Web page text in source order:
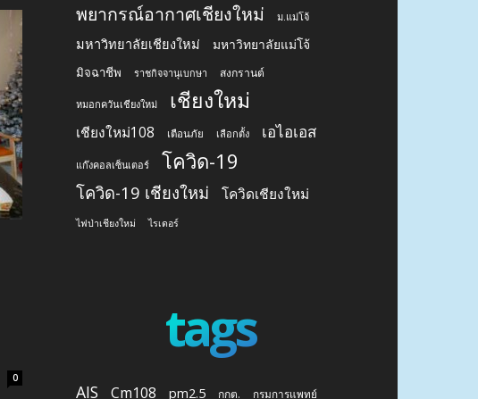
0
พยากรณ์อากาศเชียงใหม่
ม.แม่โจ้
มหาวิทยาลัยเชียงใหม่ มหาวิทยาลัยแม่โจ้
มิจฉาชีพ ราชกิจจานุเบกษา สงกรานต์
หมอกควันเชียงใหม่ เชียงใหม่
เชียงใหม่108 เตือนภัย เลือกตั้ง เอไอเอส
แก๊งคอลเซ็นเตอร์ โควิด-19
โควิด-19 เชียงใหม่ โควิดเชียงใหม่
ไฟป่าเชียงใหม่ ไรเดอร์
tags
AIS Cm108 pm2.5 กกต. กรมการแพทย์